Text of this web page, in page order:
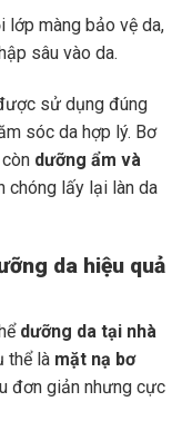
lớp màng bảo vệ da,
sâu vào da.
sử dụng đúng
sóc da hợp lý. Bơ
dưỡng ẩm và
chóng lấy lại làn da
da hiệu quả
dưỡng da tại nhà
thể là mặt nạ bơ
đơn giản nhưng cực